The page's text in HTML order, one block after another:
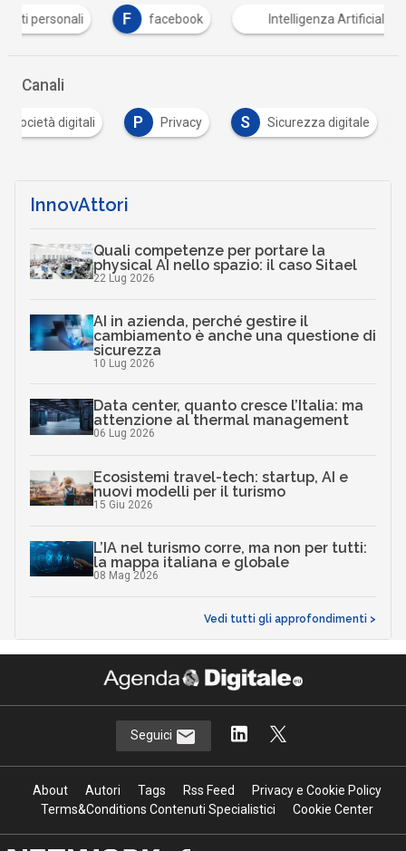
F facebook Intelligenza Artificiale M
Canali
e società digitali P Privacy S Sicurezza digitale
InnovAttori
Quali competenze per portare la
physical AI nello spazio: il caso Sitael
22 Lug 2026
AI in azienda, perché gestire il
cambiamento è anche una questione di
sicurezza
10 Lug 2026
Data center, quanto cresce l’Italia: ma
attenzione al thermal management
06 Lug 2026
Ecosistemi travel-tech: startup, AI e
nuovi modelli per il turismo
15 Giu 2026
L’IA nel turismo corre, ma non per tutti:
la mappa italiana e globale
08 Mag 2026
Vedi tutti gli approfondimenti >
Seguici
About Autori Tags Rss Feed
Privacy e Cookie Policy
Terms&Conditions Contenuti Specialistici
Cookie Center